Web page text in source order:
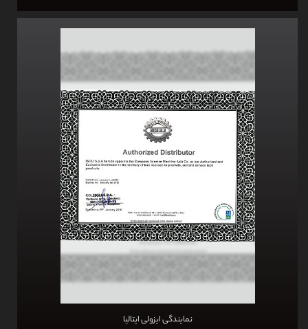
نمایندگی ایزولی ایتالیا